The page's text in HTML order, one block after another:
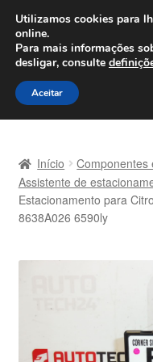
ENVIO
Seg-Sex, das
Ir
para
a
Saltar
para
o
Carrinho
Confira
Contato
Envio para todo o
Minha conta
Início Componentes
Assistente de
Estacionamento para
8638A026 6590ly
Utilizamos cookies para
online.
Para mais informações
desligar, consulte
Aceitar